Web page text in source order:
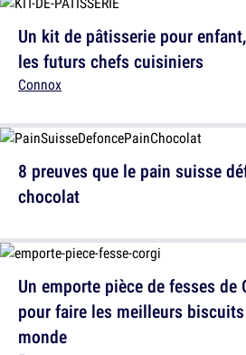
Un kit de pâtisserie pour
les futurs chefs cuisiniers
Connox
Un emporte pièce de fesses de
pour faire les meilleurs
monde
8 preuves que le pain suisse
chocolat